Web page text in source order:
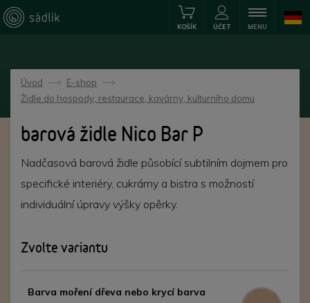
KOŠÍK ÚČET MENU
Úvod
->
E-shop
Židle do hospody, restaurace, kavárny, kulturního domu
barová židle Nico Bar P
Nadčasová barová židle působící subtilním dojmem pro
specifické interiéry, cukrárny a bistra s možností
individuální úpravy výšky opěrky.
Zvolte variantu
Barva moření dřeva nebo krycí barva